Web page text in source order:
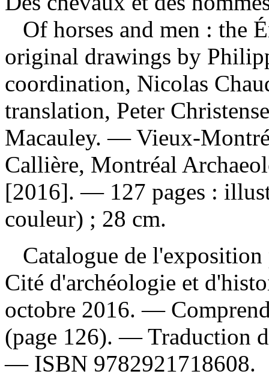
Of horses and men : the
original drawings by
coordination, Nicolas
translation, Peter
Macauley. — Vieux-
Callière, Montréal
[2016]. — 127 pages :
couleur) ; 28 cm.
Catalogue de l'exposition
Cité d'archéologie et
octobre 2016. —
(page 126). —Traduction
— ISBN 9782921718608.